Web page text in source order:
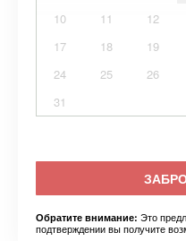
10
11 12
17
18 19
24
25 26
31
Обратите внимание: Это
подтверждении вы получите